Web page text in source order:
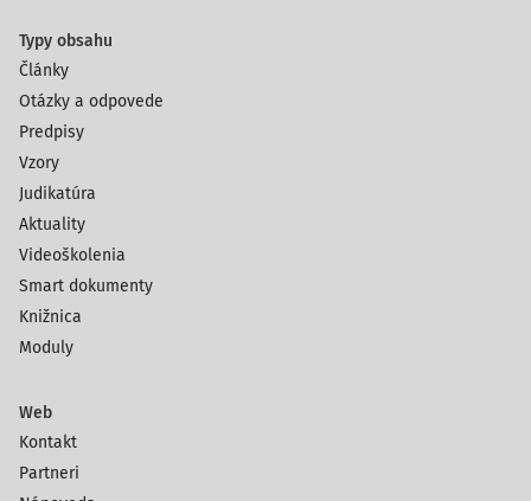
Typy obsahu
Články
Otázky a odpovede
Predpisy
Vzory
Judikatúra
Aktuality
Videoškolenia
Smart dokumenty
Knižnica
Moduly
Web
Kontakt
Partneri